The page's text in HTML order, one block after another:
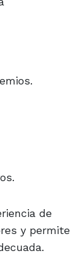
de
y permite